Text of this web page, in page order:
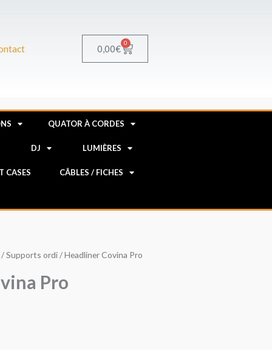
0,00€
0
Panier
QUATOR À CORDES
DJ LUMIÈRES
CASES CÂBLES / FICHES
/Supports ordi/ Headliner Covina Pro
Pro